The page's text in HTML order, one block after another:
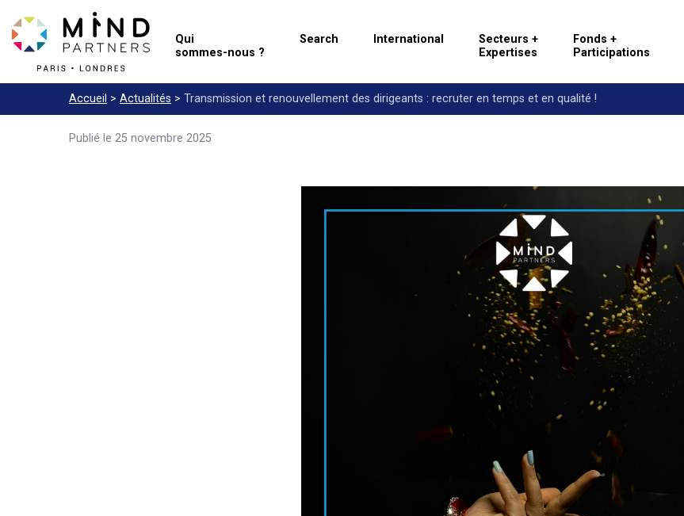
Qui
sommes-nous ?
Search International
Secteurs +
Expertises
Fonds +
Participations
Accueil > Actualités > Transmission et renouvellement des dirigeants : recruter en temps et en qualité !
Publié le 25 novembre 2025